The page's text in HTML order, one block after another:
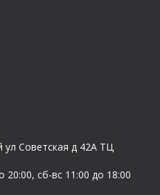
Cоветская д 42А ТЦ
сб-вс 11:00 до 18:00